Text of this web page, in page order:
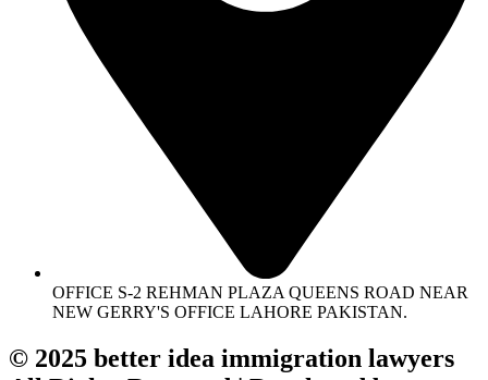
OFFICE S-2 REHMAN PLAZA QUEENS ROAD NEAR
NEW GERRY'S OFFICE LAHORE PAKISTAN.
© 2025 better idea immigration lawyers